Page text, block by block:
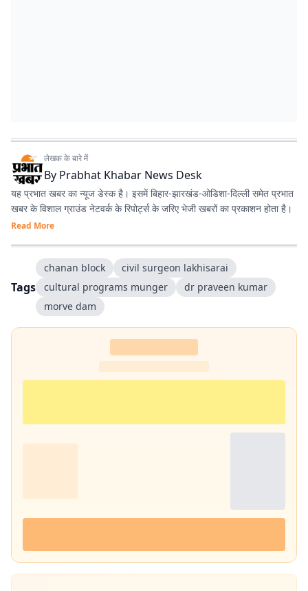
लेखक के बारे में
By Prabhat Khabar News Desk
यह प्रभात खबर का न्यूज डेस्क है। इसमें बिहार-झारखंड-ओडिशा-दिल्‍ली समेत प्रभात
खबर के विशाल ग्राउंड नेटवर्क के रिपोर्ट्स के जरिए भेजी खबरों का प्रकाशन होता है।
Read More
Tags
chanan block
civil surgeon lakhisarai
cultural programs munger
dr praveen kumar
morve dam